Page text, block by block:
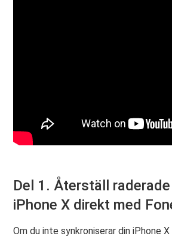
Del 1. Återställ
iPhone X direkt med
Om du inte synkroniserar din iPhone